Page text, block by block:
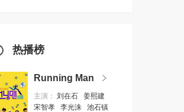
热播榜
Running Man
主演： 刘在石
姜熙建
宋智孝
李光洙
池石镇